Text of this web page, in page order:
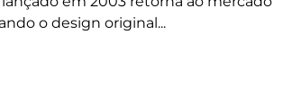
o design original...